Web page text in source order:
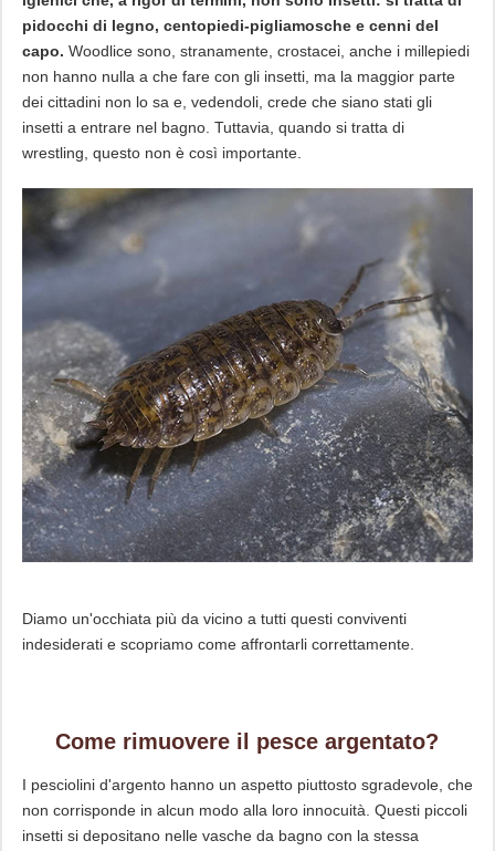
pidocchi di legno, centopiedi-pigliamosche e cenni del
capo. Woodlice sono, stranamente, crostacei, anche i millepiedi
non hanno nulla a che fare con gli insetti, ma la maggior parte
dei cittadini non lo sa e, vedendoli, crede che siano stati gli
insetti a entrare nel bagno. Tuttavia, quando si tratta di
wrestling, questo non è così importante.
Diamo un'occhiata più da vicino a tutti questi conviventi
indesiderati e scopriamo come affrontarli correttamente.
Come rimuovere il pesce argentato?
I pesciolini d'argento hanno un aspetto piuttosto sgradevole, che
non corrisponde in alcun modo alla loro innocuità. Questi piccoli
insetti si depositano nelle vasche da bagno con la stessa